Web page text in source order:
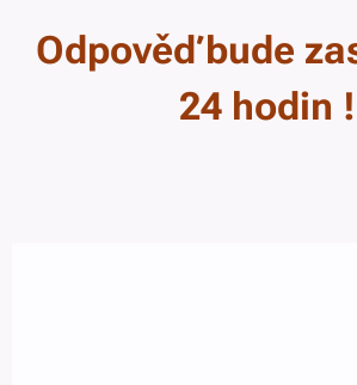
Odpověď bude
24 hodin !